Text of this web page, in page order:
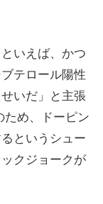
いえば、かつ
テロール陽性
いだ」と主張
ため、ドーピン
というシュー
クジョークが